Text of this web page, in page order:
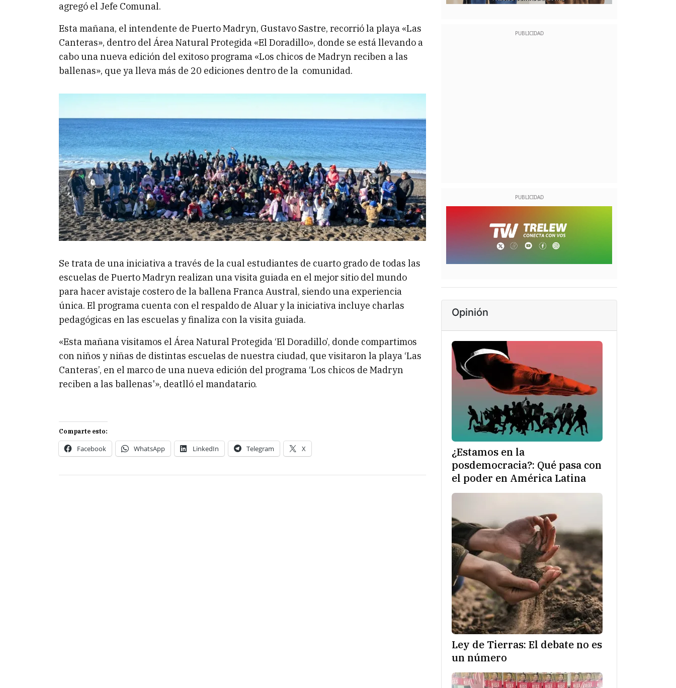
agregó el Jefe Comunal.
Esta mañana, el intendente de Puerto Madryn, Gustavo Sastre, recorrió la playa «Las
Canteras», dentro del Área Natural Protegida «El Doradillo», donde se está llevando a
cabo una nueva edición del exitoso programa «Los chicos de Madryn reciben a las
ballenas», que ya lleva más de 20 ediciones dentro de la comunidad.
Se trata de una iniciativa a través de la cual estudiantes de cuarto grado de todas las
escuelas de Puerto Madryn realizan una visita guiada en el mejor sitio del mundo
para hacer avistaje costero de la ballena Franca Austral, siendo una experiencia
única. El programa cuenta con el respaldo de Aluar y la iniciativa incluye charlas
pedagógicas en las escuelas y finaliza con la visita guiada.
«Esta mañana visitamos el Área Natural Protegida ‘El Doradillo’, donde compartimos
con niños y niñas de distintas escuelas de nuestra ciudad, que visitaron la playa ‘Las
Canteras’, en el marco de una nueva edición del programa ‘Los chicos de Madryn
reciben a las ballenas'», deatlló el mandatario.
Comparte esto:
Facebook WhatsApp LinkedIn Telegram X
Opinión
¿Estamos en la
posdemocracia?: Qué pasa con
el poder en América Latina
Ley de Tierras: El debate no es
un número